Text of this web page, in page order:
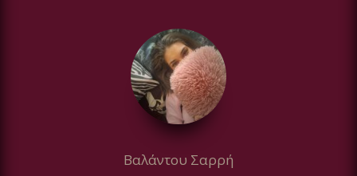
Βαλάντου Σαρρή